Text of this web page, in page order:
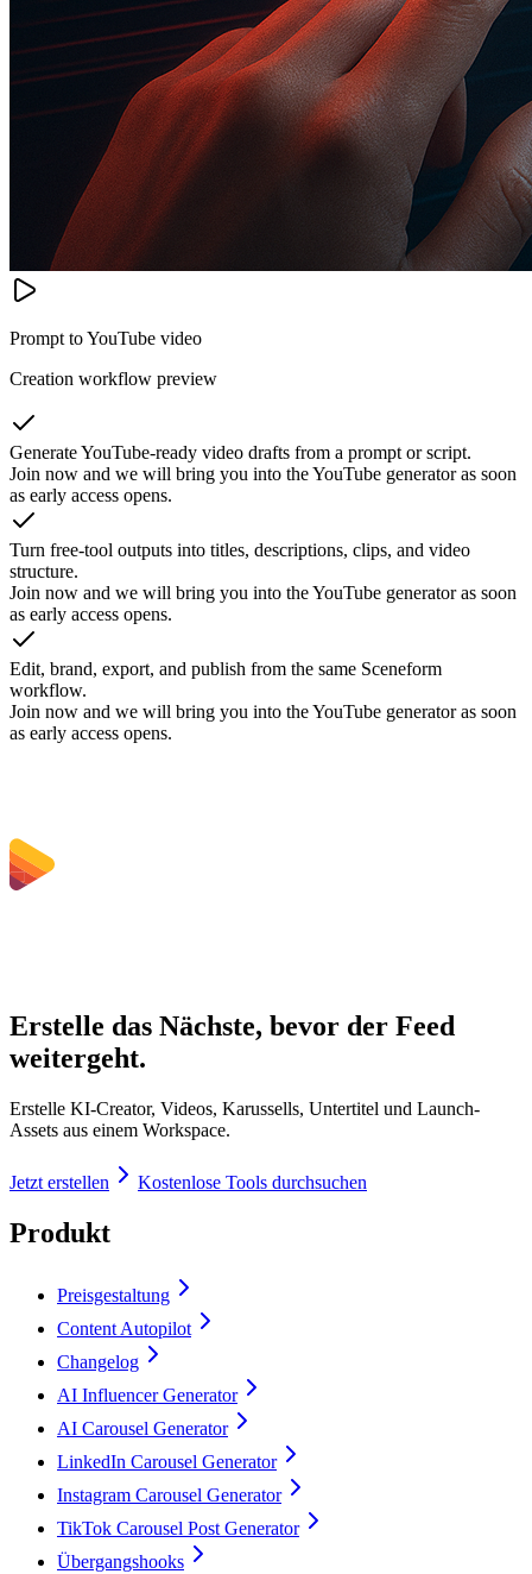
Prompt to YouTube video
Creation workflow preview
Generate YouTube-ready video drafts from a prompt or script.
Join now and we will bring you into the YouTube generator as soon
as early access opens.
Turn free-tool outputs into titles, descriptions, clips, and video
structure.
Join now and we will bring you into the YouTube generator as soon
as early access opens.
Edit, brand, export, and publish from the same Sceneform
workflow.
Join now and we will bring you into the YouTube generator as soon
as early access opens.
Erstelle das Nächste, bevor der Feed
weitergeht.
Erstelle KI-Creator, Videos, Karussells, Untertitel und Launch-
Assets aus einem Workspace.
Jetzt erstellen Kostenlose Tools durchsuchen
Produkt
Preisgestaltung
Content Autopilot
Changelog
AI Influencer Generator
AI Carousel Generator
LinkedIn Carousel Generator
Instagram Carousel Generator
TikTok Carousel Post Generator
Übergangshooks